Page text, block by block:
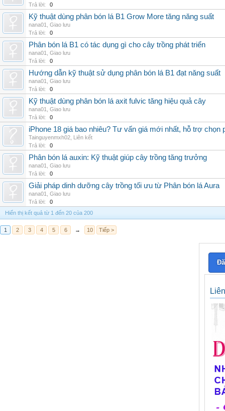
Trả lời:
0
Kỹ thuật dùng phân bón lá B1 Grow More tăng năng suất
nana01
Giao lưu
Trả lời:
0
Phân bón lá B1 có tác dụng gì cho cây trồng phát triển
nana01
Giao lưu
Trả lời:
0
Hướng dẫn kỹ thuật sử dụng phân bón lá B1 đạt năng suất
nana01
Giao lưu
Trả lời:
0
Kỹ thuật dùng phân bón lá axit fulvic tăng hiệu quả cây
nana01
Giao lưu
Trả lời:
0
iPhone 18 giá bao nhiêu? Tư vấn giá mới nhất, hỗ trợ chọn
Tainguyenmxh02 Liên kết
Trả lời:
0
Phân bón lá auxin: Kỹ thuật giúp cây trồng tăng trưởng
nana01
Giao lưu
Trả lời:
0
Giải pháp dinh dưỡng cây trồng tối ưu từ Phân bón lá Aura
nana01
Giao lưu
Trả lời:
0
Hiển thị kết quả từ 1 đến 20 của 200
1 2 3 4 5 6 → 10 Tiếp >